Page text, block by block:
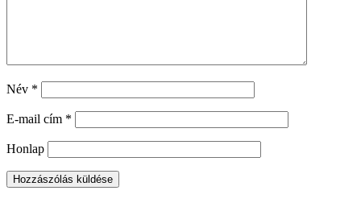
Név *
E-mail cím *
Honlap